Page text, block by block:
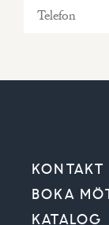
KONTAKT
BOKA
KATALOG